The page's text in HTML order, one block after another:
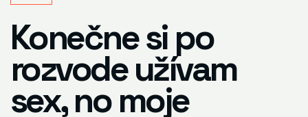
Konečne si po
rozvode užívam
sex, no moje